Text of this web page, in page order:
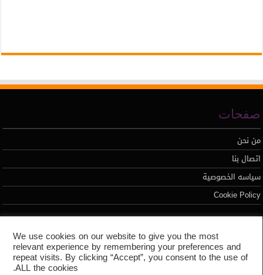
صفحات
من نحن
اتصال بنا
سياسه الخصوصية
Cookie Policy
تطوير محمد السيد
We use cookies on our website to give you the most
relevant experience by remembering your preferences and
repeat visits. By clicking “Accept”, you consent to the use of
ALL the cookies.